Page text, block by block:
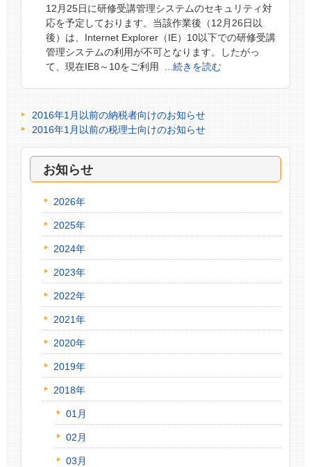
12月25日に研修受講管理システムのセキュリティ対
応を予定しております。当該作業後（12月26日以
後）は、Internet Explorer（IE）10以下での研修受講
管理システムの利用が不可となります。したがっ
て、現在IE8～10をご利用
...続きを読む
2016年1月以前の納税者向けのお知らせ
2016年1月以前の税理士向けのお知らせ
お知らせ
2026年
2025年
2024年
2023年
2022年
2021年
2020年
2019年
2018年
01月
02月
03月